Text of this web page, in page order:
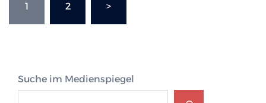
der
Beiträge
1 2 >
Suche im Medienspiegel